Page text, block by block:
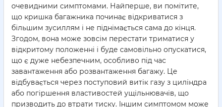
очевидними симптомами. Найперше, ви помітите,
що кришка багажника починає відкриватися з
більшим зусиллям і не піднімається сама до кінця.
Згодом, вона може зовсім перестати триматися у
відкритому положенні і буде самовільно опускатися,
що є дуже небезпечним, особливо під час
завантаження або розвантаження багажу. Це
відбувається через поступовий витік газу з циліндра
або погіршення властивостей ущільнювачів, що
призводить до втрати тиску. Іншим симптомом може